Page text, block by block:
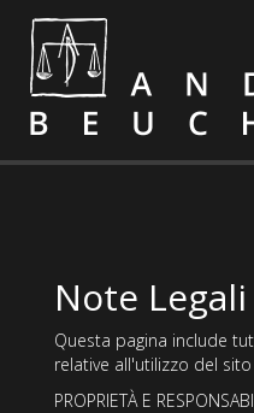
Note Legali
Questa pagina include
relative all'utilizzo del
PROPRIETÀ E